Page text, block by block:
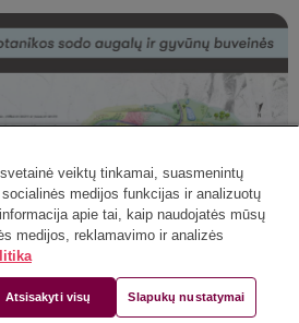
veiktų tinkamai, suasmenintų
medijos funkcijas ir analizuotų
apie tai, kaip naudojatės mūsų
medijos, reklamavimo ir analizės
Atsisakyti visų Slapukų nustatymai